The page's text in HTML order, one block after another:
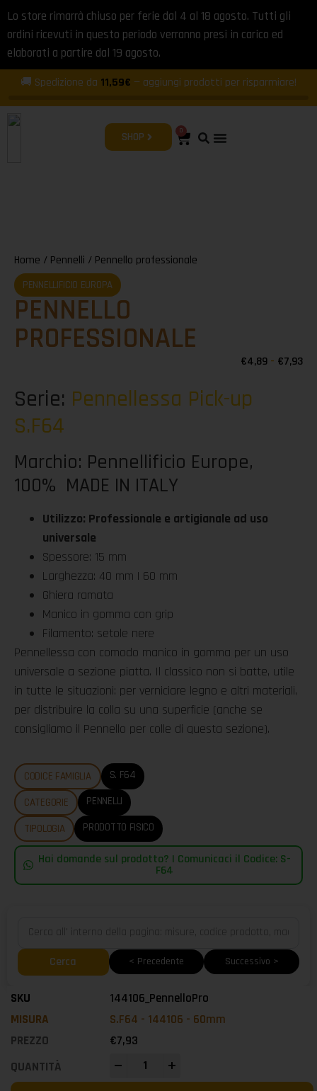
Lo store rimarrà chiuso per ferie dal 4 al 18 agosto. Tutti gli
ordini ricevuti in questo periodo verranno presi in carico ed
elaborati a partire dal 19 agosto.
🚚 Spedizione da 11,59€ — aggiungi prodotti per risparmiare!
SHOP 0
Home / Pennelli / Pennello professionale
PENNELLIFICIO EUROPA
PENNELLO
PROFESSIONALE
€4,89 - €7,93
Serie: Pennellessa Pick-up
S.F64
Marchio: Pennellificio Europe,
100% MADE IN ITALY
Utilizzo: Professionale e artigianale ad uso
universale
Spessore: 15 mm
Larghezza: 40 mm | 60 mm
Ghiera ramata
Manico in gomma con grip
Filamento: setole nere
Pennellessa con comodo manico in gomma per un uso
universale a sezione piatta. Il classico non si batte, utile
in tutte le situazioni: per verniciare legno e altri materiali,
per distribuire la colla su una superficie (anche se
consigliamo il Pennello per colle di questa sezione).
CODICE FAMIGLIA S. F64
CATEGORIE PENNELLI
TIPOLOGIA PRODOTTO FISICO
Hai domande sul prodotto? | Comunicaci il Codice: S-
F64
Cerca < Precedente Successivo >
144106_PennelloPro
S.F64 - 144106 - 60mm
€7,93